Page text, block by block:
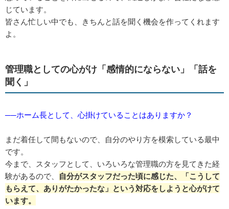
じています。
皆さん忙しい中でも、きちんと話を聞く機会を作ってくれます
よ。
管理職としての心がけ「感情的にならない」「話を
聞く」
──ホーム長として、心掛けていることはありますか？
まだ着任して間もないので、自分のやり方を模索している最中
です。
今まで、スタッフとして、いろいろな管理職の方を見てきた経
験があるので、 自分がスタッフだった頃に感じた、「こうして
もらえて、ありがたかったな」という対応をしようと心がけて
います。